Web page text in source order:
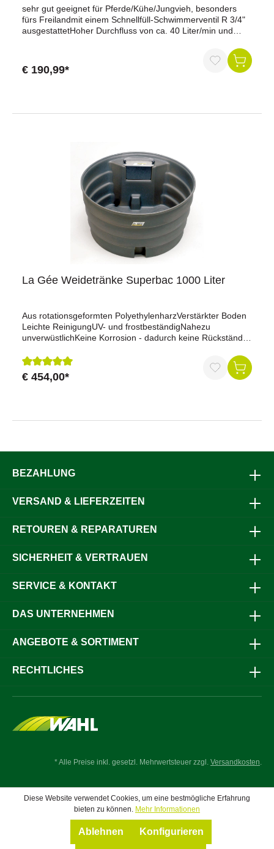
sehr gut geeignet für Pferde/Kühe/Jungvieh, besonders
fürs Freilandmit einem Schnellfüll-Schwimmerventil R 3/4"
ausgestattetHoher Durchfluss von ca. 40 Liter/min und
Niederdruckauch geeignet als Anbau-FasstränkeWasser-
vorneAbmessungen LxBxH: 700x475x310 mmMaterial:
€ 190,99*
La Gée Weidetränke Superbac 1000 Liter
Aus rotationsgeformten PolyethylenharzVerstärkter Boden
Leichte ReinigungUV- und frostbeständigNahezu
unverwüstlichKeine Korrosion - dadurch keine Rückstände
RandesLeichte Reinigung des Randes - dadurch keine
MikrobenentwicklungMit Ablaufstutzen ø 32mmLieferung
ohne Hochdruckschwimmer und
Durchschnittliche Bewertung von 5 von 5 Sternen
€ 454,00*
BEZAHLUNG
VERSAND & LIEFERZEITEN
RETOUREN & REPARATUREN
SICHERHEIT & VERTRAUEN
SERVICE & KONTAKT
DAS UNTERNEHMEN
ANGEBOTE & SORTIMENT
RECHTLICHES
* Alle Preise inkl. gesetzl. Mehrwertsteuer zzgl. Versandkosten.
Diese Website verwendet Cookies, um eine bestmögliche Erfahrung
bieten zu können. Mehr Informationen
Ablehnen Konfigurieren